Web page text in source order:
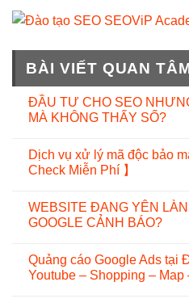
BÀI VIẾT QUAN
ĐẦU TƯ CHO SEO
MÀ KHÔNG THẤY SỐ?
Dịch vụ xử lý mã độc bảo
Check Miễn Phí 】
WEBSITE ĐANG YÊN
GOOGLE CẢNH BÁO?
Quảng cáo Google Ads tại
Youtube – Shopping – Map